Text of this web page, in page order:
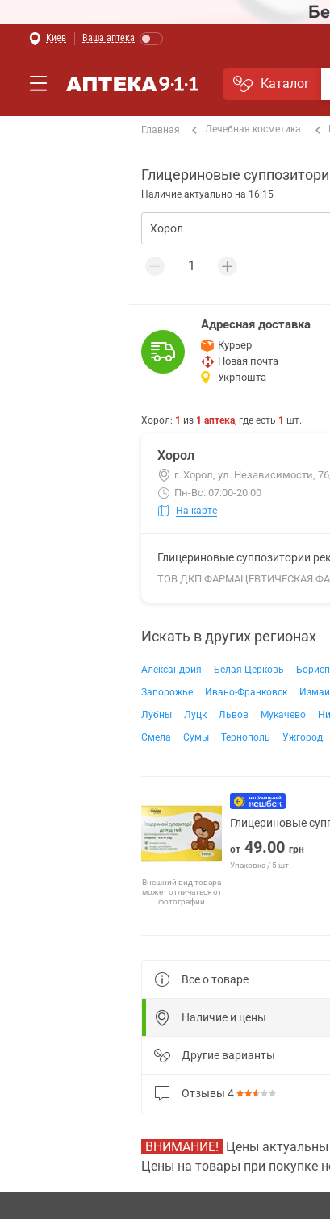
Киев Ваша аптека
Каталог
Главная Лечебная косметика
Глицериновые
Наличие актуально на 16:15
Адресная доставка
Курьер
Новая почта
Укрпошта
Хорол: 1 из 1 аптека, где есть 1 шт.
Хорол
г. Хорол, ул. Независимости,
Пн-Вс: 07:00-20:00
На карте
Глицериновые суппозитории
ТОВ ДКП ФАРМАЦЕВТИЧЕСКАЯ
Искать в других регионах
Александрия Белая Церковь
Запорожье
Ивано-Франковск
Лубны
Луцк Львов Мукачево
Смела
Сумы Тернополь Ужгород
Внешний вид товара
может отличаться от
фотографии
Глицериновые
от 49.00 грн
Упаковка / 5 шт.
Все о товаре
Наличие и цены
Другие варианты
Отзывы 4
ВНИМАНИЕ! Цены актуальны
Цены на товары при покупке